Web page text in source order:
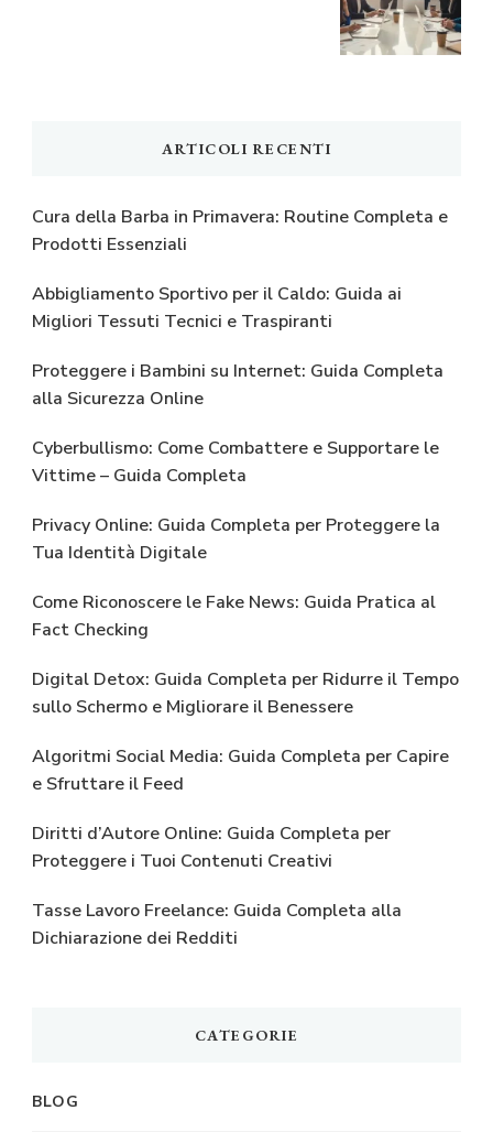
ARTICOLI RECENTI
Cura della Barba in Primavera: Routine Completa e
Prodotti Essenziali
Abbigliamento Sportivo per il Caldo: Guida ai
Migliori Tessuti Tecnici e Traspiranti
Proteggere i Bambini su Internet: Guida Completa
alla Sicurezza Online
Cyberbullismo: Come Combattere e Supportare le
Vittime – Guida Completa
Privacy Online: Guida Completa per Proteggere la
Tua Identità Digitale
Come Riconoscere le Fake News: Guida Pratica al
Fact Checking
Digital Detox: Guida Completa per Ridurre il Tempo
sullo Schermo e Migliorare il Benessere
Algoritmi Social Media: Guida Completa per Capire
e Sfruttare il Feed
Diritti d’Autore Online: Guida Completa per
Proteggere i Tuoi Contenuti Creativi
Tasse Lavoro Freelance: Guida Completa alla
Dichiarazione dei Redditi
CATEGORIE
BLOG